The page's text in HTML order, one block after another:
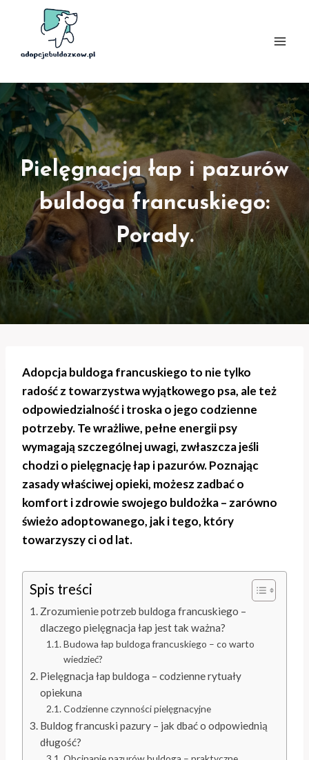
Pielęgnacja łap i pazurów
buldoga francuskiego:
Porady.
Adopcja buldoga francuskiego to nie tylko
radość z towarzystwa wyjątkowego psa, ale też
odpowiedzialność i troska o jego codzienne
potrzeby. Te wrażliwe, pełne energii psy
wymagają szczególnej uwagi, zwłaszcza jeśli
chodzi o pielęgnację łap i pazurów. Poznając
zasady właściwej opieki, możesz zadbać o
komfort i zdrowie swojego buldożka – zarówno
świeżo adoptowanego, jak i tego, który
towarzyszy ci od lat.
Spis treści
Zrozumienie potrzeb buldoga francuskiego –
dlaczego pielęgnacja łap jest tak ważna?
Budowa łap buldoga francuskiego – co warto
wiedzieć?
Pielęgnacja łap buldoga – codzienne rytuały
opiekuna
Codzienne czynności pielęgnacyjne
Buldog francuski pazury – jak dbać o odpowiednią
długość?